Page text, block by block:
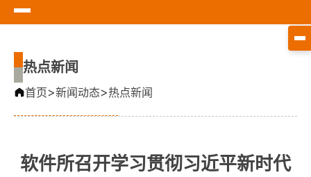
热点新闻
首页>新闻动态>热点新闻
软件所召开学习贯彻习近平新时代